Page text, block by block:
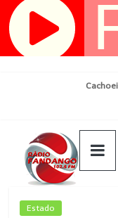
Pular
para
Estado